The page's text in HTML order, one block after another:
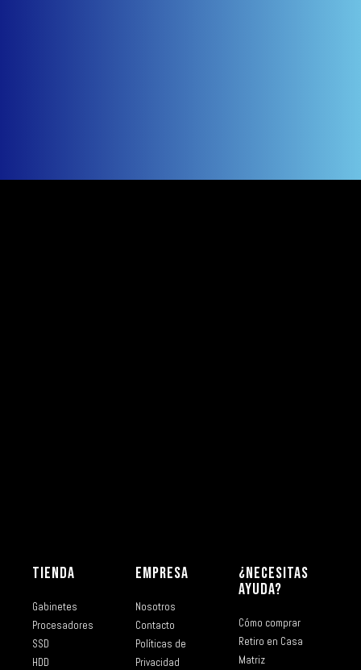
TIENDA
Gabinetes
Procesadores
SSD
HDD
EMPRESA
Nosotros
Contacto
Políticas de
Privacidad
¿NECESITAS
AYUDA?
Cómo comprar
Retiro en Casa
Matriz